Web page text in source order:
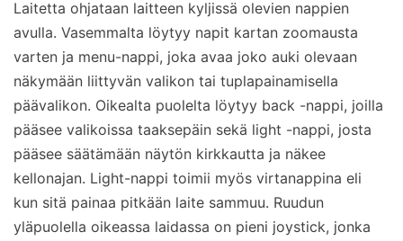
Laitetta ohjataan laitteen kyljissä olevien nappien
avulla. Vasemmalta löytyy napit kartan zoomausta
varten ja menu-nappi, joka avaa joko auki olevaan
näkymään liittyvän valikon tai tuplapainamisella
päävalikon. Oikealta puolelta löytyy back -nappi, joilla
pääsee valikoissa taaksepäin sekä light -nappi, josta
pääsee säätämään näytön kirkkautta ja näkee
kellonajan. Light-nappi toimii myös virtanappina eli
kun sitä painaa pitkään laite sammuu. Ruudun
yläpuolella oikeassa laidassa on pieni joystick, jonka